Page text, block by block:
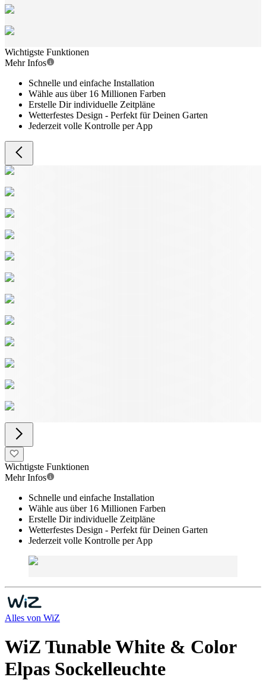
Wichtigste Funktionen
Mehr Infos
Schnelle und einfache Installation
Wähle aus über 16 Millionen Farben
Erstelle Dir individuelle Zeitpläne
Wetterfestes Design - Perfekt für Deinen Garten
Jederzeit volle Kontrolle per App
Wichtigste Funktionen
Mehr Infos
Schnelle und einfache Installation
Wähle aus über 16 Millionen Farben
Erstelle Dir individuelle Zeitpläne
Wetterfestes Design - Perfekt für Deinen Garten
Jederzeit volle Kontrolle per App
Alles von WiZ
WiZ Tunable White & Color
Elpas Sockelleuchte